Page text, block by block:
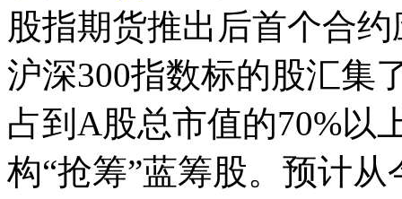
股指期货推出后首个合
沪深300指数标的股汇集
占到A股总市值的70%以
构“抢筹”蓝筹股。预计